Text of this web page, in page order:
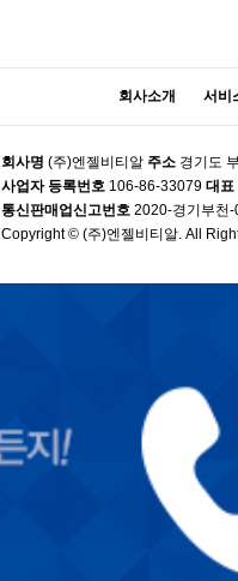
회사소개 서비
회사명 (주)엔젤비티알 주소 경기도
사업자 등록번호 106-86-33079 대표
통신판매업신고번호 2020-경기부천
Copyright © (주)엔젤비티알. All